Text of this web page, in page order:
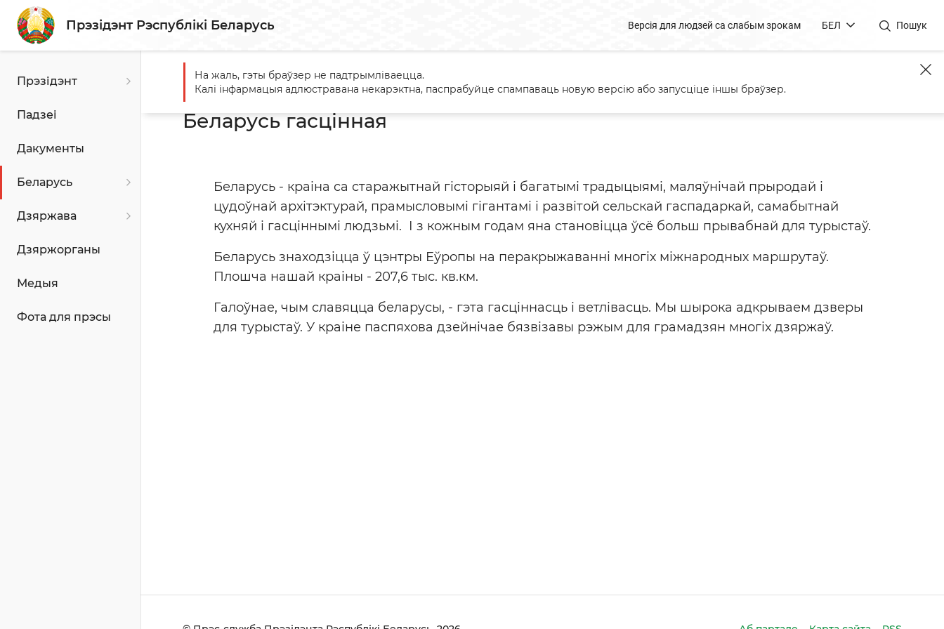
Прэзідэнт Рэспублікі Беларусь Версія для людзей са слабым зрокам БЕЛ Пошук
Прэзідэнт
Падзеі
Дакументы
Беларусь
Дзяржава
Дзяржорганы
Медыя
Фота для прэсы
Галоўная Беларусь Турызм Беларусь гасцінная
Беларусь гасцінная
Беларусь - краіна са старажытнай гісторыяй і багатымі традыцыямі, маляўнічай прыродай і
цудоўнай архітэктурай, прамысловымі гігантамі і развітой сельскай гаспадаркай, самабытнай
кухняй і гасціннымі людзьмі. І з кожным годам яна становіцца ўсё больш прывабнай для турыстаў.
Беларусь знаходзіцца ў цэнтры Еўропы на перакрыжаванні многіх міжнародных маршрутаў.
Плошча нашай краіны - 207,6 тыс. кв.км.
Галоўнае, чым славяцца беларусы, - гэта гасціннасць і ветлівасць. Мы шырока адкрываем дзверы
для турыстаў. У краіне паспяхова дзейнічае бязвізавы рэжым для грамадзян многіх дзяржаў.
На жаль, гэты браўзер не падтрымліваецца.
Калі інфармацыя адлюстравана некарэктна, паспрабуйце спампаваць новую версію або запусціце іншы браўзер.